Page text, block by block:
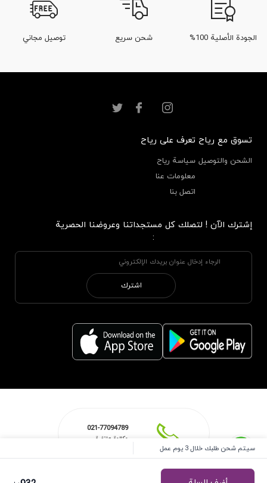
سيتم شحن طلبك خلال 3 يوم عمل
الجودة الأصلية 100% شحن سريع توصيل مجاني
تسوق مع رياح
الشحن والتوصيل
تعرف على رياح
سياسة رياح
معلومات عنا
اتصل بنا
إشترك الآن ! لتصلك كل مستجداتنا وعروضنا الحصرية
:
اشترك
021-77094789
مكالمة هاتفية